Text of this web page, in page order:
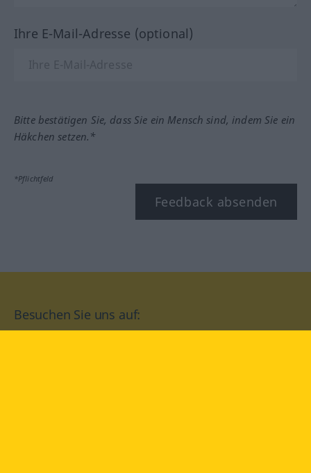
Ihre E-Mail-Adresse (optional)
Bitte bestätigen Sie, dass Sie ein Mensch sind, indem Sie ein
Häkchen setzen.*
*Pflichtfeld
Feedback absenden
Besuchen Sie uns auf: